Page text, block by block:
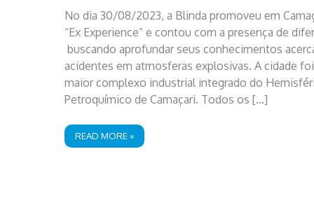
No dia 30/08/2023, a Blinda promoveu em
“Ex Experience” e contou com a presença de
buscando aprofundar seus conhecimentos
acidentes em atmosferas explosivas. A cidade
maior complexo industrial integrado do
Petroquímico de Camaçari. Todos os […]
EX
READ MORE »